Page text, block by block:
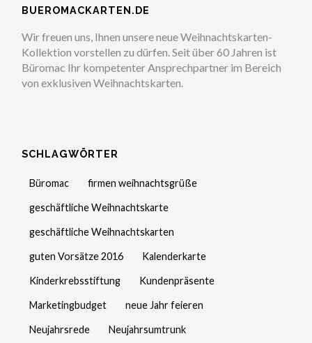
BUEROMACKARTEN.DE
Wir freuen uns, Ihnen unsere neue Weihnachtskarten-
Kollektion vorstellen zu dürfen. Seit über 60 Jahren ist
Büromac Ihr kompetenter Ansprechpartner im Bereich
von exklusiven Weihnachtskarten.
SCHLAGWÖRTER
Büromac firmen weihnachtsgrüße
geschäftliche Weihnachtskarte
geschäftliche Weihnachtskarten
guten Vorsätze 2016 Kalenderkarte
Kinderkrebsstiftung Kundenpräsente
Marketingbudget neue Jahr feieren
Neujahrsrede Neujahrsumtrunk